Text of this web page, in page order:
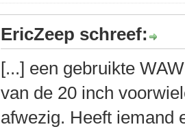
EricZeep schreef:
[...] een gebruikte
van de 20 inch
afwezig. Heeft iemand